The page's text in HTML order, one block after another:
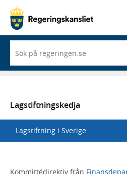
du
börjar
skriva
en
lista
med
sökförslag
Lagstiftningskedja
Lagstiftning i Sverige
Kommittédirektiv från